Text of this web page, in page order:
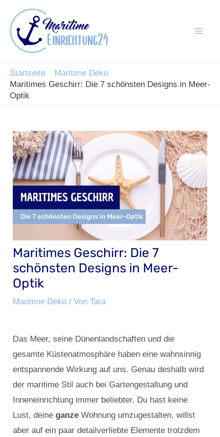
Inhalt
springen
Startseite
Maritime Deko
Maritimes Geschirr: Die 7 schönsten Designs in Meer-
Optik
Maritimes Geschirr: Die 7
schönsten Designs in Meer-
Optik
Maritime Deko / VonTara
Das Meer, seine Dünenlandschaften und die
gesamte Küstenatmosphäre haben eine wahnsinnig
entspannende Wirkung auf uns. Genau deshalb wird
der maritime Stil auch bei Gartengestaltung und
Inneneinrichtung immer beliebter. Du hast keine
Lust, deineganze Wohnung umzugestalten, willst
aber auf ein paar detailverliebte Elemente trotzdem